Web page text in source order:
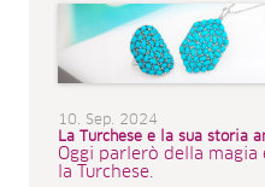
10. Sep. 2024
La Turchese e la sua storia
Oggi parlerò della magia
la Turchese.